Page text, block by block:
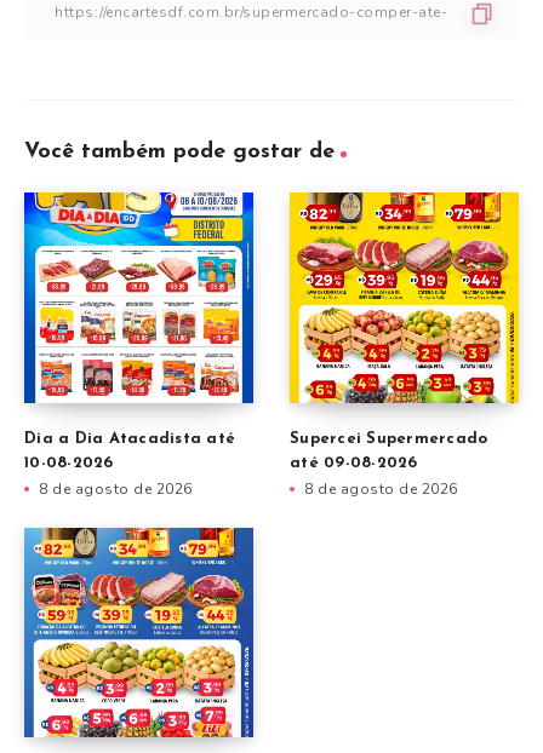
Você também pode gostar de
Dia a Dia Atacadista até
10-08-2026
8 de agosto de 2026
Supercei Supermercado
até 09-08-2026
8 de agosto de 2026